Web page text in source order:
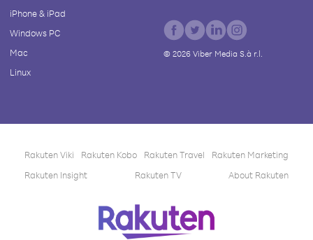
iPhone & iPad
Windows PC
Mac
Linux
© 2026Viber Media S.à r.l.
Rakuten Viki Rakuten Kobo Rakuten Travel
Rakuten Marketing
Rakuten Insight
Rakuten TV About Rakuten